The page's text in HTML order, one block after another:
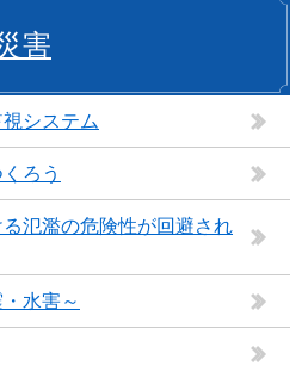
害
システム
ろう
氾濫の危険性が回避され
水害～